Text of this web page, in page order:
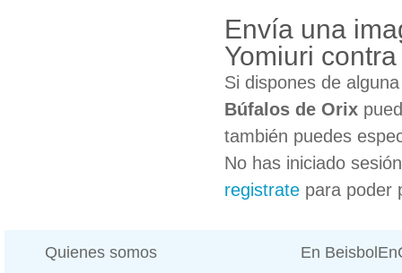
Envía una
Yomiuri
Si dispones de
Búfalos de Orix
también puedes
No has iniciado
registrate para poder
Quienes somos En